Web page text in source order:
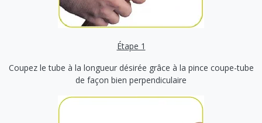
Étape 1
Coupez le tube à la longueur désirée grâce à la pince coupe-tube
de façon bien perpendiculaire